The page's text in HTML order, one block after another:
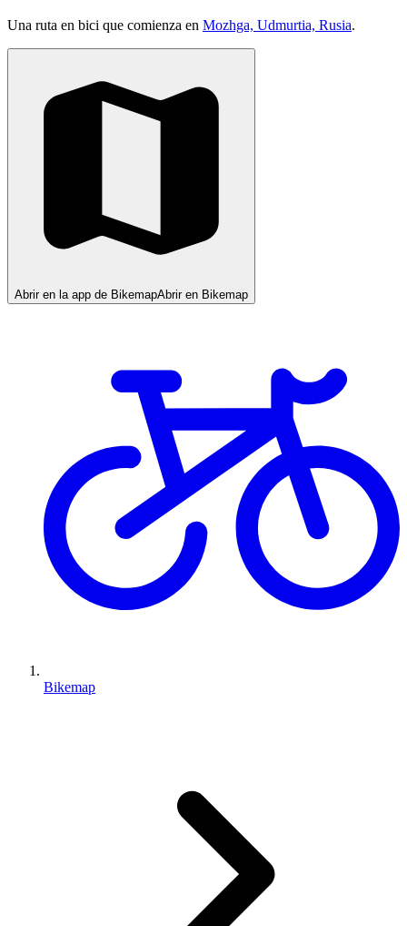
Una ruta en bici que comienza en Mozhga, Udmurtia, Rusia.
Abrir en la app de BikemapAbrir en Bikemap
Bikemap